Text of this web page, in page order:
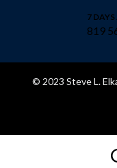
7
819
© 2023 Steve L.